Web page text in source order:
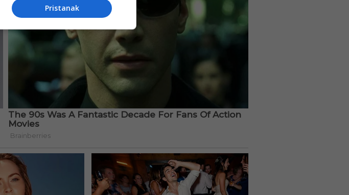
Pristanak